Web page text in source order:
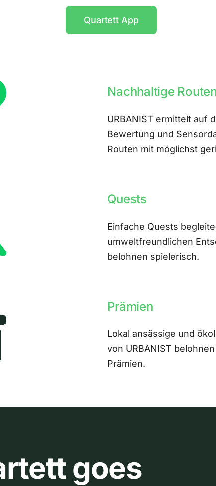
Quartett App
Nachhaltige Routen
URBANIST ermittelt auf
Bewertung und
Routen mit möglichst
Quests
Einfache Quests
umweltfreundlichen
belohnen spielerisch.
Prämien
Lokal ansässige und
von URBANIST
Prämien.
goes